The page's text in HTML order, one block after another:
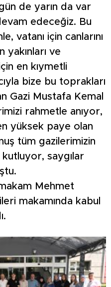
de yarın da var
edeceğiz. Bu
vatanı için canlarını
ve
en kıymetli
bize bu toprakları
Gazi Mustafa Kemal
rahmetle anıyor,
yüksek paye olan
tüm gazilerimizin
kutluyor, saygılar
Mehmet
makamında kabul